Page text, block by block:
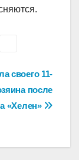
своего 11-
после
«Хелен»